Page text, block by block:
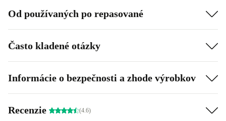
Od používaných po repasované
Často kladené otázky
Informácie o bezpečnosti a zhode výrobkov
Recenzie (4.6)